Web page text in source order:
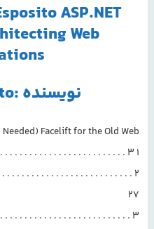
ASP.NET
Web
نویسنده :Dino Esposito
Needed) Facelift for the Old Web
1 Under the Umbrella of AJAX. . . . . . . . . . . . . . . . . . . . . . . . . . . . . . . 3
. . . . . . . . . . . . . . . . . . . . . . . . . .
27
. . . . . . . . . . . . . . . . . . . . . . . . . .